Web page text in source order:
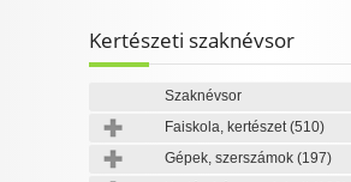
Kertészeti szaknévsor
Szaknévsor
Faiskola, kertészet(510)
Gépek, szerszámok (197)